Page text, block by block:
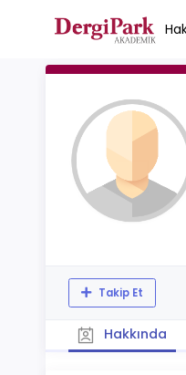
Takip Et
Hakkında